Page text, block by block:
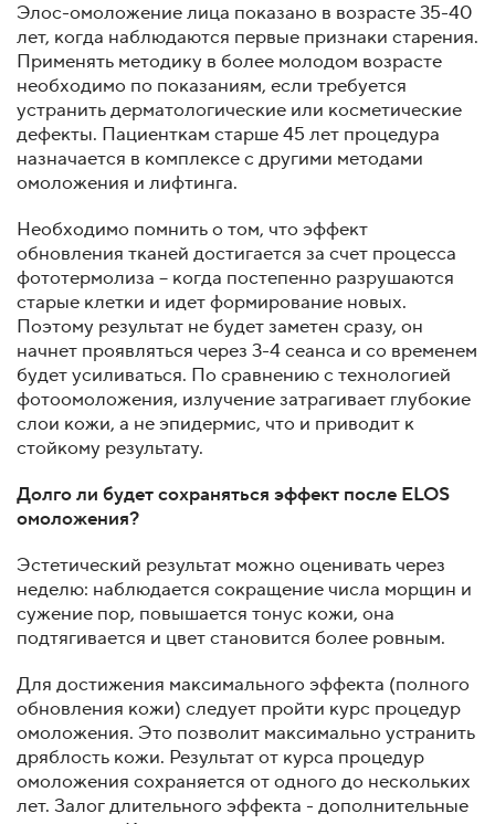
Элос-омоложение лица показано в возрасте 35-40
лет, когда наблюдаются первые признаки старения.
Применять методику в более молодом возрасте
необходимо по показаниям, если требуется
устранить дерматологические или косметические
дефекты. Пациенткам старше 45 лет процедура
назначается в комплексе с другими методами
омоложения и лифтинга.
Необходимо помнить о том, что эффект
обновления тканей достигается за счет процесса
фототермолиза – когда постепенно разрушаются
старые клетки и идет формирование новых.
Поэтому результат не будет заметен сразу, он
начнет проявляться через 3-4 сеанса и со временем
будет усиливаться. По сравнению с технологией
фотоомоложения, излучение затрагивает глубокие
слои кожи, а не эпидермис, что и приводит к
стойкому результату.
Долго ли будет сохраняться эффект после ELOS
омоложения?
Эстетический результат можно оценивать через
неделю: наблюдается сокращение числа морщин и
сужение пор, повышается тонус кожи, она
подтягивается и цвет становится более ровным.
Для достижения максимального эффекта (полного
обновления кожи) следует пройти курс процедур
омоложения. Это позволит максимально устранить
дряблость кожи. Результат от курса процедур
омоложения сохраняется от одного до нескольких
лет. Залог длительного эффекта - дополнительные